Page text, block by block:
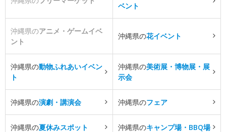
ベント
沖縄県のアニメ・ゲームイベ
ント
沖縄県の花イベント
沖縄県の動物ふれあいイベン
ト
沖縄県の美術展・博物展・展
示会
沖縄県の演劇・講演会 沖縄県のフェア
沖縄県の夏休みスポット 沖縄県のキャンプ場・BBQ場